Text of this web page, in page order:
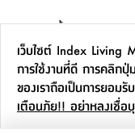
ดูแลลูกค้า
สาขาและการบริการ
ข้อมูลเพิ่มเติม
เว็บไซต์ Index Living
การใช้งานที่ดี การคลิก
ของเราถือเป็นการยอมรับ
เตือนภัย!! อย่าหลงเชื่อ